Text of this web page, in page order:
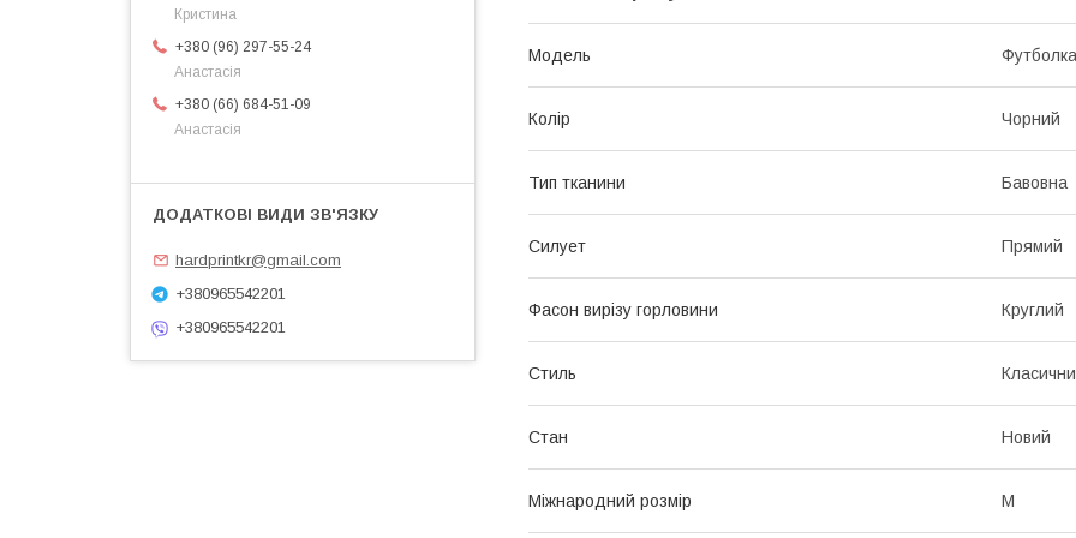
Модель Футболка
Колір Чорний
Тип тканини Бавовна
Силует Прямий
Фасон вирізу горловини Круглий
Стиль
Стан Новий
Міжнародний розмір M
Кристина
+380 (96) 297-55-24
Анастасія
+380 (66) 684-51-09
Анастасія
hardprintkr@gmail.com
+380965542201
+380965542201